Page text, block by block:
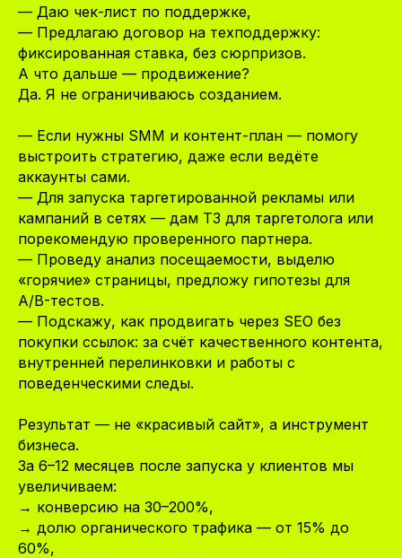
— Даю чек-лист по поддержке,
— Предлагаю договор на техподдержку:
фиксированная ставка, без сюрпризов.
А что дальше — продвижение?
Да. Я не ограничиваюсь созданием.
— Если нужны SMM и контент-план — помогу
выстроить стратегию, даже если ведёте
аккаунты сами.
— Для запуска таргетированной рекламы или
кампаний в сетях — дам ТЗ для таргетолога или
порекомендую проверенного партнера.
— Проведу анализ посещаемости, выделю
«горячие» страницы, предложу гипотезы для
A/B-тестов.
— Подскажу, как продвигать через SEO без
покупки ссылок: за счёт качественного контента,
внутренней перелинковки и работы с
поведенческими следы.
Результат — не «красивый сайт», а инструмент
бизнеса.
За 6–12 месяцев после запуска у клиентов мы
увеличиваем:
→ конверсию на 30–200%,
→ долю органического трафика — от 15% до
60%,